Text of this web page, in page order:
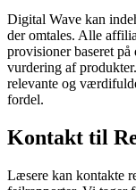
Digital Wave kan
der omtales. Alle
provisioner baseret
vurdering af
relevante og
fordel.
Kontakt til
Læsere kan kontakte